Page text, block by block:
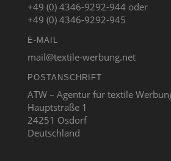
+49 (0) 4346-9292-944 oder
+49 (0) 4346-9292-945
E-MAIL
mail@textile-werbung.net
POSTANSCHRIFT
ATW – Agentur für textile
Hauptstraße 1
24251 Osdorf
Deutschland